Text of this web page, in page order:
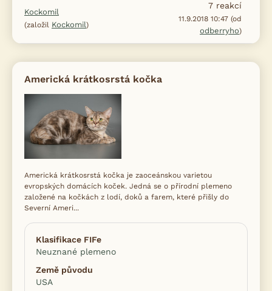
Kockomil
(založil Kockomil)
7 reakcí
11.9.2018 10:47 (od
odberryho)
Americká krátkosrstá kočka
Americká krátkosrstá kočka je zaoceánskou varietou
evropských domácích koček. Jedná se o přírodní plemeno
založené na kočkách z lodí, doků a farem, které přišly do
Severní Ameri...
Klasifikace FIFe
Neuznané plemeno
Země původu
USA